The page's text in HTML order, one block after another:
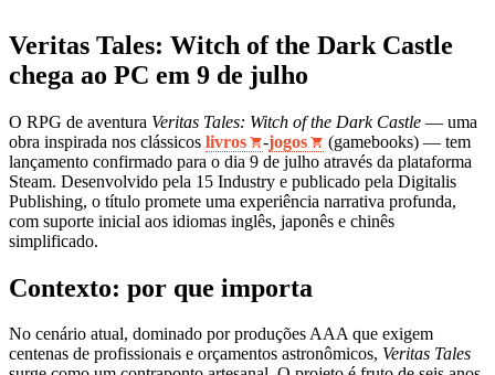
Veritas Tales: Witch of the Dark Castle
chega ao PC em 9 de julho
O RPG de aventura Veritas Tales: Witch of the Dark Castle — uma
obra inspirada nos clássicos livros -jogos
(gamebooks) — tem
lançamento confirmado para o dia 9 de julho através da plataforma
Steam. Desenvolvido pela 15 Industry e publicado pela Digitalis
Publishing, o título promete uma experiência narrativa profunda,
com suporte inicial aos idiomas inglês, japonês e chinês
simplificado.
Contexto: por que importa
No cenário atual, dominado por produções AAA que exigem
centenas de profissionais e orçamentos astronômicos, Veritas Tales